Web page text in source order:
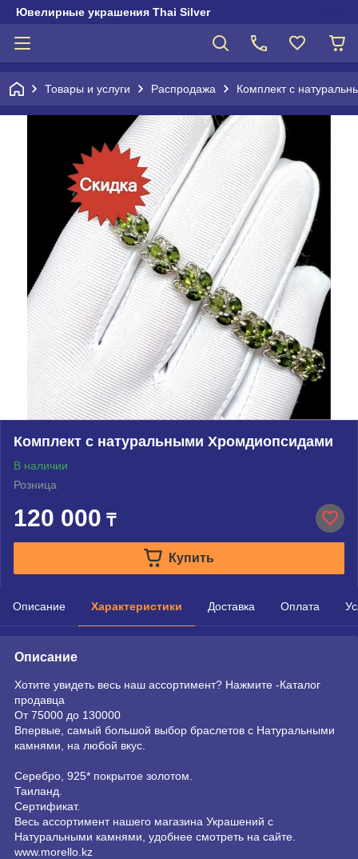
Ювелирные украшения Thai Silver
Товары и услуги Распродажа Комплект с
Комплект с натуральными Хромдиопсидами
В наличии
Розница
120 000 ₸
Купить
Описание Характеристики Доставка Оплата
Описание
Хотите увидеть весь наш ассортимент? Нажмите -Каталог
продавца
От 75000 до 130000
Впервые, самый большой выбор браслетов с Натуральными
камнями, на любой вкус.
Серебро, 925* покрытое золотом.
Таиланд.
Сертификат.
Весь ассортимент нашего магазина Украшений с
Натуральными камнями, удобнее смотреть на сайте.
www.morello.kz